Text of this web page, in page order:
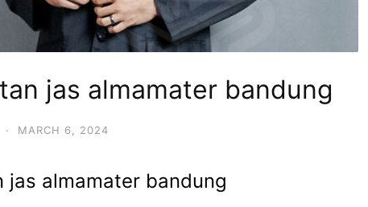
jas almamater bandung
· MARCH 6, 2024
jas almamater bandung